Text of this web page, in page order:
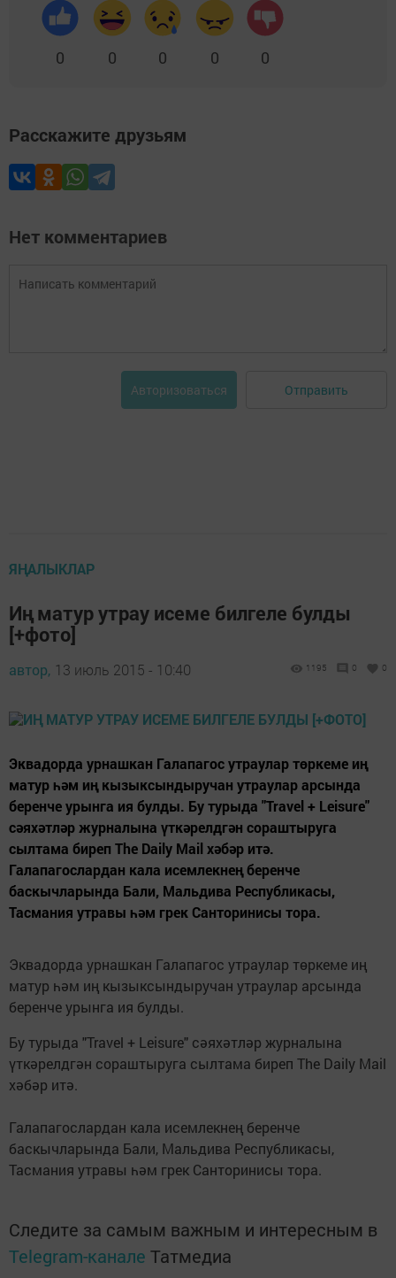
0 0 0 0 0
Расскажите друзьям
Нет комментариев
Авторизоваться Отправить
ЯҢАЛЫКЛАР
Иң матур утрау исеме билгеле булды
[+фото]
автор, 13 июль 2015 - 10:40 1195 0 0
Эквадорда урнашкан Галапагос утраулар төркеме иң
матур һәм иң кызыксындыручан утраулар арсында
беренче урынга ия булды. Бу турыда "Travel + Leisure"
сәяхәтләр журналына үткәрелдгән сораштыруга
сылтама биреп The Daily Mail хәбәр итә.
Галапагослардан кала исемлекнең беренче
баскычларында Бали, Мальдива Республикасы,
Тасмания утравы һәм грек Санторинисы тора.
Эквадорда урнашкан Галапагос утраулар төркеме иң
матур һәм иң кызыксындыручан утраулар арсында
беренче урынга ия булды.
Бу турыда "Travel + Leisure" сәяхәтләр журналына
үткәрелдгән сораштыруга сылтама биреп The Daily Mail
хәбәр итә.
Галапагослардан кала исемлекнең беренче
баскычларында Бали, Мальдива Республикасы,
Тасмания утравы һәм грек Санторинисы тора.
Следите за самым важным и интересным в
Telegram-канале Татмедиа